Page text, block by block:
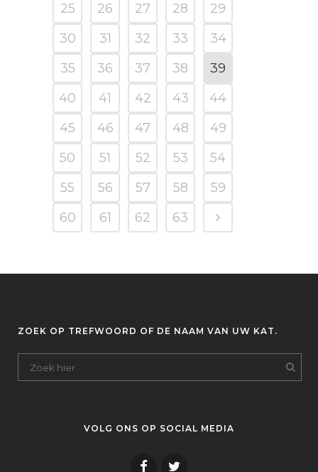
25
26 27 28
29
30
31 32 33
34
35
36 37 38
39
40
41 42 43
44
45
46 47 48
49
50
51 52 53
54
55
56 57 58
59
60
61 62 63
ZOEK OP TREFWOORD OF DE NAAM VAN UW KAT.
VOLG ONS OP SOCIAL MEDIA